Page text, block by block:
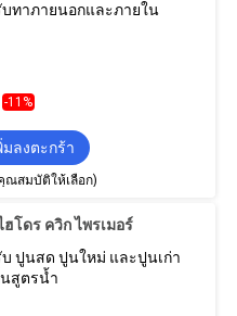
ทาภายนอกและภายใน
-11%
มลงตะกร้า
ณสมบัติให้เลือก)
ฮโดร ควิก ไพรเมอร์
ปูนสด ปูนใหม่ และปูนเก่า
สูตรน้ำ